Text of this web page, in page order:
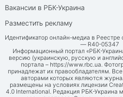
Вакансии в РБК-Украина
Разместить рекламу
Идентификатор онлайн-медиа в Реестре
— R40-05347
Информационный портал «РБК-
версию (украинскую, русскую и
портала – https://www.rbc.ua.
принадлежат их правообладателям.
авторами которых являются
размещены на условиях лицензии
4.0 International. Редакция РБК-Украина